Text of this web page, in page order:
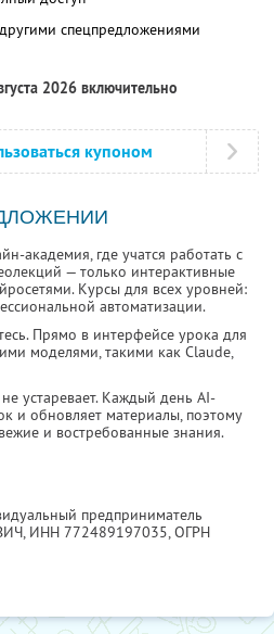
спецпредложениями
2026 включительно
купоном
академия, где учатся работать с
— только интерактивные
Курсы для всех уровней:
автоматизации.
Прямо в интерфейсе урока для
моделями, такими как Claude,
устаревает. Каждый день AI-
и обновляет материалы, поэтому
и востребованные знания.
предприниматель
ИНН 772489197035, ОГРН